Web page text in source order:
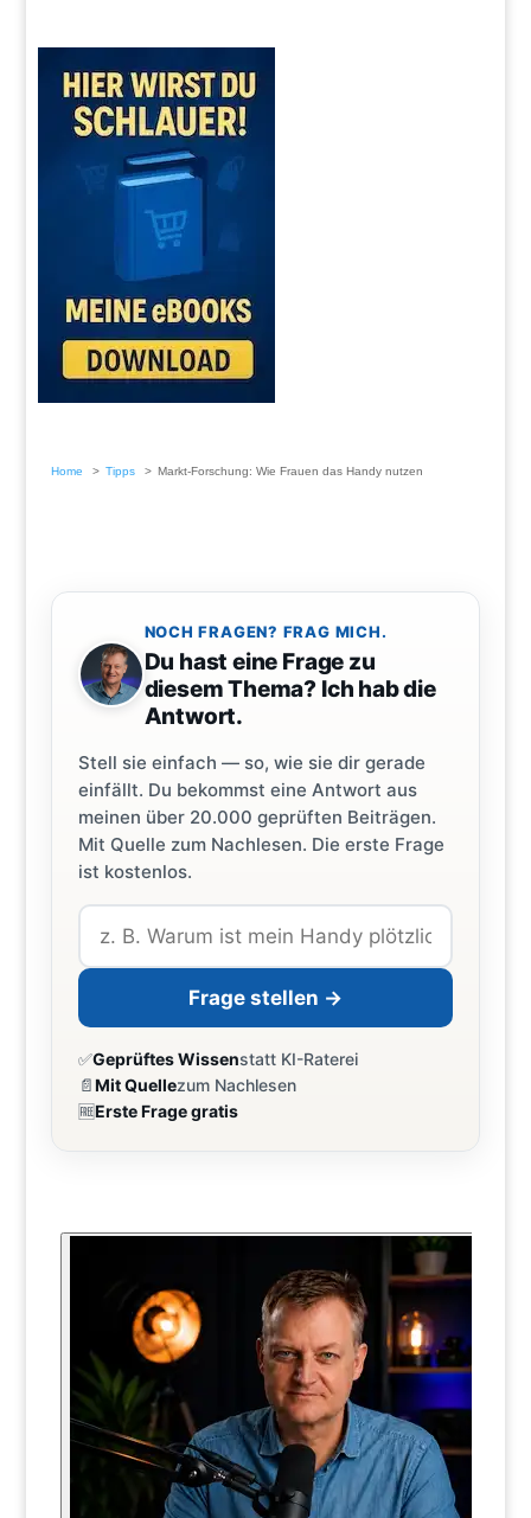
Home Tipps Markt-Forschung: Wie Frauen das Handy nutzen
NOCH FRAGEN? FRAG MICH.
Du hast eine Frage zu
diesem Thema? Ich hab die
Antwort.
Stell sie einfach — so, wie sie dir gerade
einfällt. Du bekommst eine Antwort aus
meinen über 20.000 geprüften Beiträgen.
Mit Quelle zum Nachlesen. Die erste Frage
ist kostenlos.
Frage stellen →
✅Geprüftes Wissenstatt KI-Raterei
📄Mit Quellezum Nachlesen
🆓Erste Frage gratis